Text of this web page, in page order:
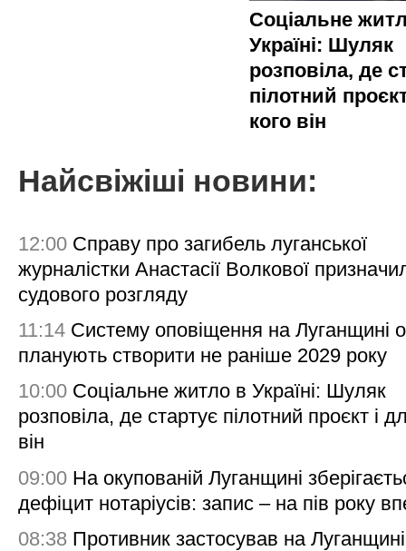
Соціальне
Україні: Шуляк
розповіла, де
пілотний
кого він
Найсвіжіші новини:
12:00 Справу про загибель луганської
журналістки Анастасії Волкової
судового розгляду
11:14 Систему оповіщення на Луганщині
планують створити не раніше 2029 року
10:00 Соціальне житло в Україні: Шуляк
розповіла, де стартує пілотний проєкт і
він
09:00 На окупованій Луганщині
дефіцит нотаріусів: запис – на пів року
08:38 Противник застосував на Луганщині